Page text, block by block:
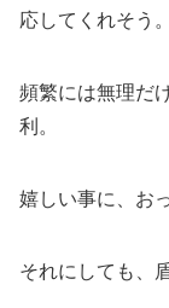
応してくれそう。
頻繁には無理だ
利。
嬉しい事に、お
それにしても、